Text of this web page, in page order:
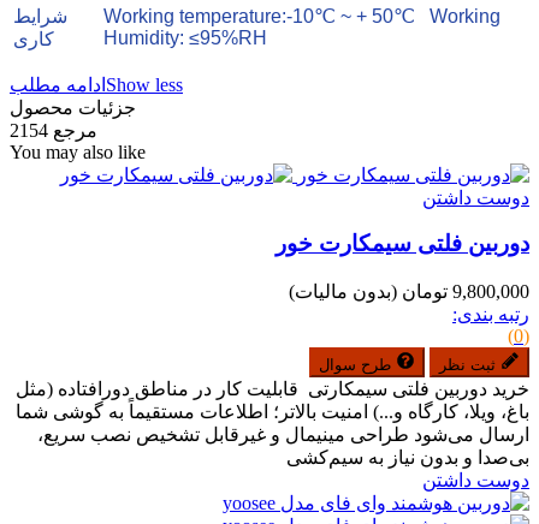
شرایط
کاری
Working temperature:-10℃ ~ + 50℃ Working
Humidity: ≤95%RH
ادامه مطلب Show less
جزئیات محصول
مرجع 2154
You may also like
دوست داشتن
دوربین فلتی سیمکارت خور
9,800,000 تومان
(بدون مالیات)
رتبه بندی:
(0)
ثبت نظر طرح سوال
خرید دوربین فلتی سیمکارتی قابلیت کار در مناطق دورافتاده (مثل
باغ، ویلا، کارگاه و...) امنیت بالاتر؛ اطلاعات مستقیماً به گوشی شما
ارسال می‌شود طراحی مینیمال و غیرقابل تشخیص نصب سریع،
بی‌صدا و بدون نیاز به سیم‌کشی
دوست داشتن